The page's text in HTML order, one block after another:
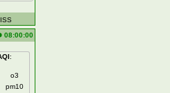
08:00:00
:
o3
pm10